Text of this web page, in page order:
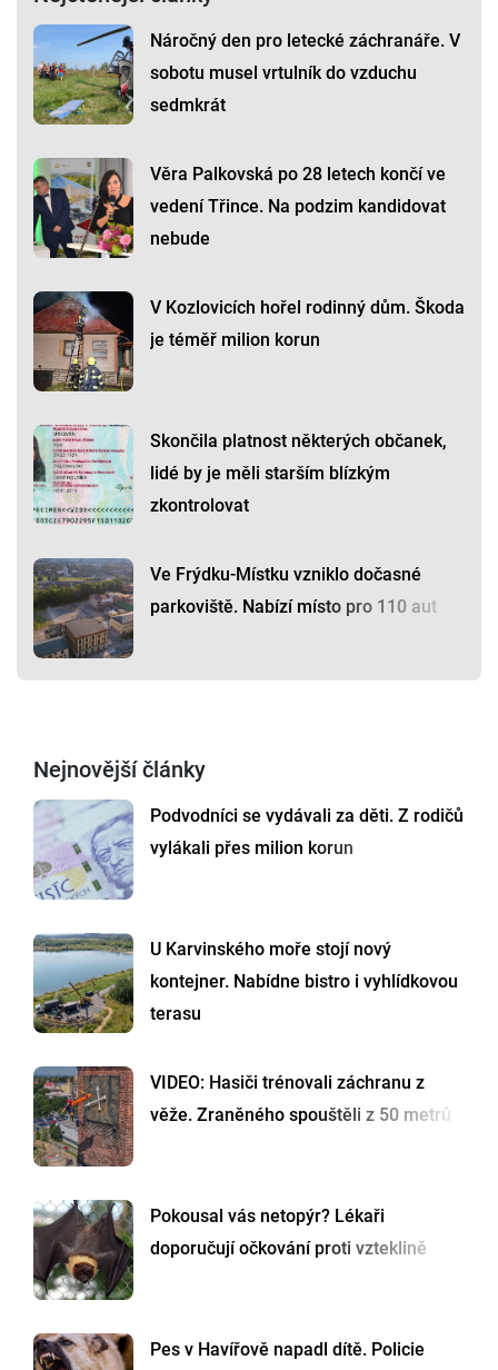
Náročný den pro letecké záchranáře. V
sobotu musel vrtulník do vzduchu
sedmkrát
Věra Palkovská po 28 letech končí ve
vedení Třince. Na podzim kandidovat
nebude
V Kozlovicích hořel rodinný dům. Škoda
je téměř milion korun
Skončila platnost některých občanek,
lidé by je měli starším blízkým
zkontrolovat
Ve Frýdku-Místku vzniklo dočasné
parkoviště. Nabízí místo pro 110 aut
Nejnovější články
Podvodníci se vydávali za děti. Z rodičů
vylákali přes milion korun
U Karvinského moře stojí nový
kontejner. Nabídne bistro i vyhlídkovou
terasu
VIDEO: Hasiči trénovali záchranu z
věže. Zraněného spouštěli z 50 metrů
Pokousal vás netopýr? Lékaři
doporučují očkování proti vzteklině
Pes v Havířově napadl dítě. Policie